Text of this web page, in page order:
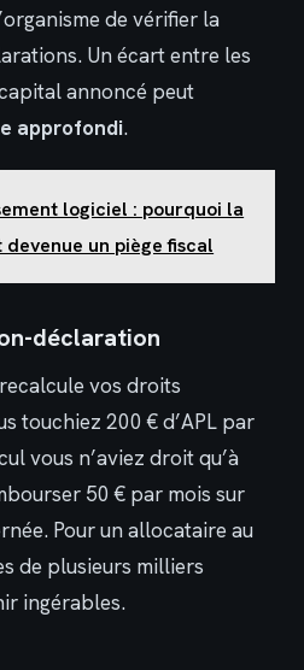
de vérifier la
Un écart entre les
annoncé peut
approfondi.
logiciel : pourquoi la
un piège fiscal
déclaration
vos droits
touchiez 200 € d’APL par
vous n’aviez droit qu’à
50 € par mois sur
Pour un allocataire au
de plusieurs milliers
ingérables.